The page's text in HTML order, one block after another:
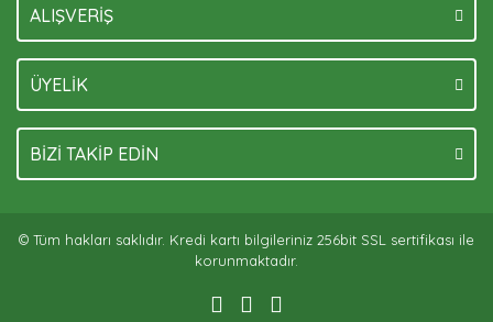
ALIŞVERİŞ
ÜYELİK
BİZİ TAKİP EDİN
© Tüm hakları saklıdır. Kredi kartı bilgileriniz 256bit SSL sertifikası ile
korunmaktadır.